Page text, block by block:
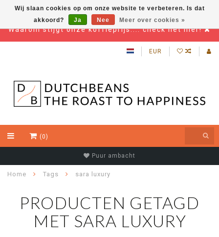
Waarom stijgt onze koffieprijs.... check het hier!
EUR
(0)
Puur ambacht
Home Tags sara luxury
PRODUCTEN GETAGD
MET SARA LUXURY
Wij slaan cookies op om onze website te verbeteren. Is dat
akkoord?
Ja Nee Meer over cookies »